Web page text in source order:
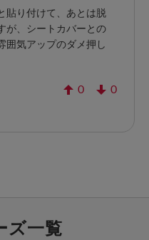
貼り付けて、あとは脱
が、シートカバーとの
囲気アップのダメ押し
0 0
ズ一覧